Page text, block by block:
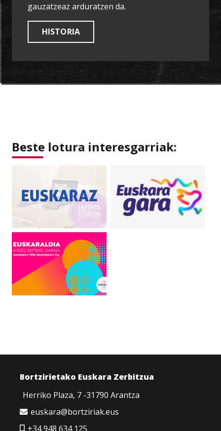
gauzatzeaz arduratzen da.
HISTORIA
Beste lotura interesgarriak:
Bortzirietako Euskara Zerbitzua
Herriko Plaza, 7 -31790 Arantza
euskara@bortziriak.eus
+34 948 634 125